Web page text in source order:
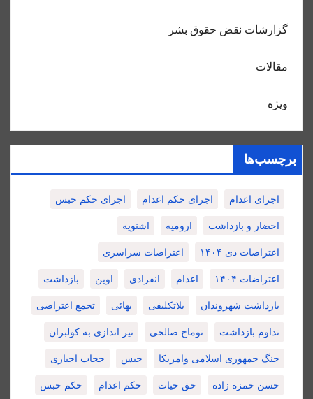
گزارشات نقض حقوق بشر
مقالات
ویژه
برچسب‌ها
اجرای اعدام اجرای حکم اعدام اجرای حکم حبس
احضار و بازداشت ارومیه اشنویه
اعتراضات دی ۱۴۰۴ اعتراضات سراسری
اعتراضات ۱۴۰۴ اعدام انفرادی اوین بازداشت
بازداشت شهروندان بلاتکلیفی بهائی تجمع اعتراضی
تداوم بازداشت توماج صالحی تیر اندازی به کولبران
جنگ جمهوری اسلامی وامریکا حبس حجاب اجباری
حسن حمزه زاده حق حیات حکم اعدام حکم حبس